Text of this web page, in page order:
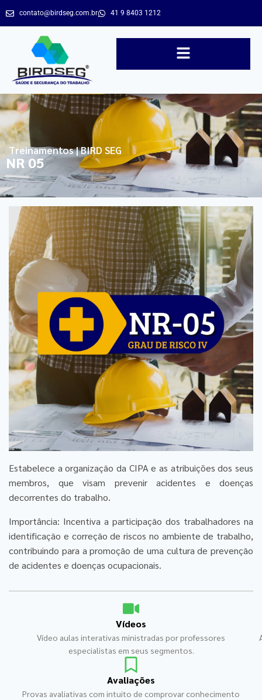
contato@birdseg.com.br 41 9 8403 1212
Treinamentos | BIRD SEG
NR 05
Estabelece a organização da CIPA e as atribuições dos seus
membros, que visam prevenir acidentes e doenças
decorrentes do trabalho.
Importância: Incentiva a participação dos trabalhadores na
identificação e correção de riscos no ambiente de trabalho,
contribuindo para a promoção de uma cultura de prevenção
de acidentes e doenças ocupacionais.
Vídeos
Vídeo aulas interativas ministradas por professores
especialistas em seus segmentos.
Avaliações
Provas avaliativas com intuito de comprovar conhecimento